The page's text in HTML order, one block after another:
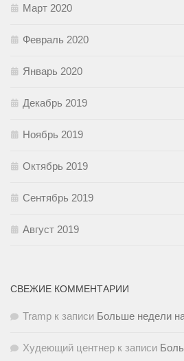
Март 2020
Февраль 2020
Январь 2020
Декабрь 2019
Ноябрь 2019
Октябрь 2019
Сентябрь 2019
Август 2019
СВЕЖИЕ КОММЕНТАРИИ
Tramp к записи Больше недели
Худеющий центнер к записи